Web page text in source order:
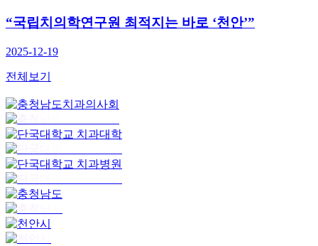
“국립치의학연구원 최적지는 바로 ‘천안’”
2025-12-19
전체보기